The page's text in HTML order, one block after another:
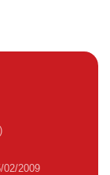
02/2009